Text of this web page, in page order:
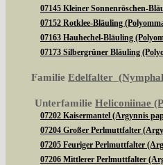
07145 Kleiner Sonnenröschen-
07152 Rotklee-Bläuling
07163 Hauhechel-Bläuling
07173 Silbergrüner Bläuling
Familie Edelfalter
Unterfamilie Heliconiinae
07202 Kaisermantel (Argynnis
07204 Großer Perlmuttfalter
07205 Feuriger Perlmuttfalter
07206 Mittlerer Perlmuttfalter